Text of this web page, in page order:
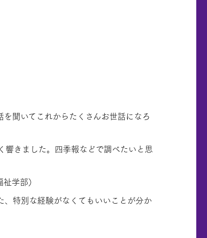
聞いてこれからたくさんお世話になろ
響きました。四季報などで調べたいと思
学部）
、特別な経験がなくてもいいことが分か